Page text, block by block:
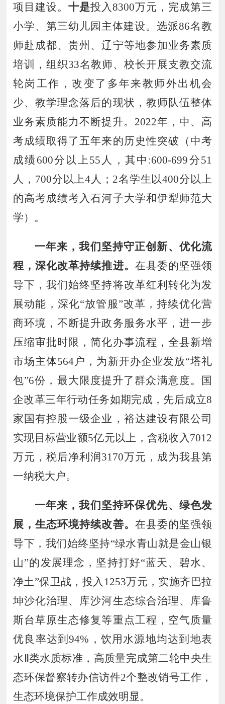
项目建设。十是投入 8300万元，完成第三
小学、第三幼儿园主体建设。 选派86名教
师赴成都、贵州、辽宁等地参加业务素质
培训
，组织33名教师、校长开展支教交流
轮岗工作 ，改变了多年来教师外出机会
少、教学理念落后的现状， 教师队伍整体
业务素质能力不断提升。 2022年，中、高
考成绩取得了五年来的历史性突破 （中考
成绩600分 以上 55 人 ， 其中 :600-699分51
人 ， 700分以上4 人 ； 2名学生以400分以上
的高考成绩考入石河子大学和伊犁师范大
学） 。
一年来 ，我们坚持守正创新、优化流
程 ，深化改革持续推进。 在县委的坚强领
导下，我们始终坚持将改革红利转化为发
展动能， 深化“放管服”改革，持续优化营
商环境 ，不断提升政务服务水平， 进一步
压缩审批时限，简化办事流程， 全县新增
市场主体564 户 ， 为新开办企业发放“塔礼
包”6份 ， 最大限度提升了群众满意度。
国
企改革三年行动任务如期完成 ， 先后成立8
家国有控股一级企业 ， 裕达建设有限公司
实现目标营业额5亿元以上，含税收入 7012
万元，税后净利润3170万元 ， 成为我县第
一纳税大户。
一年来 ，我们坚持环保优先、 绿色发
展 ，生态环境持续改善。 在县委的坚强领
导下，我们始终坚持“绿水青山就是金山银
山”的发展理念， 坚持打好“蓝天、碧水、
净土”保卫战，投入 1253万元，实施齐巴拉
坤沙化治理、库沙河生态综合治理、库鲁
斯台草原生态修复等重点工程， 空气质量
优良率达到94%，饮用水源地均达到地表
水Ⅱ类水质标准， 高质量完成第二轮中央生
态环保督察转办信访件2个整改销号工作，
生态环境保护工作成效明显。